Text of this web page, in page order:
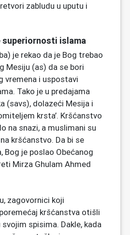
zabludu u uputu i
superiornosti islama
je rekao da je Bog trebao
Mesiju (as) da se bori
vremena i uspostavi
Tako je u predajama
(savs), dolazeći Mesija i
krsta’. Kršćanstvo
na snazi, a muslimani su
kršćanstvo. Da bi se
Bog je poslao Obećanog
Mirza Ghulam Ahmed
zagovornici koji
kršćanstva otišli
spisima. Dakle, kada